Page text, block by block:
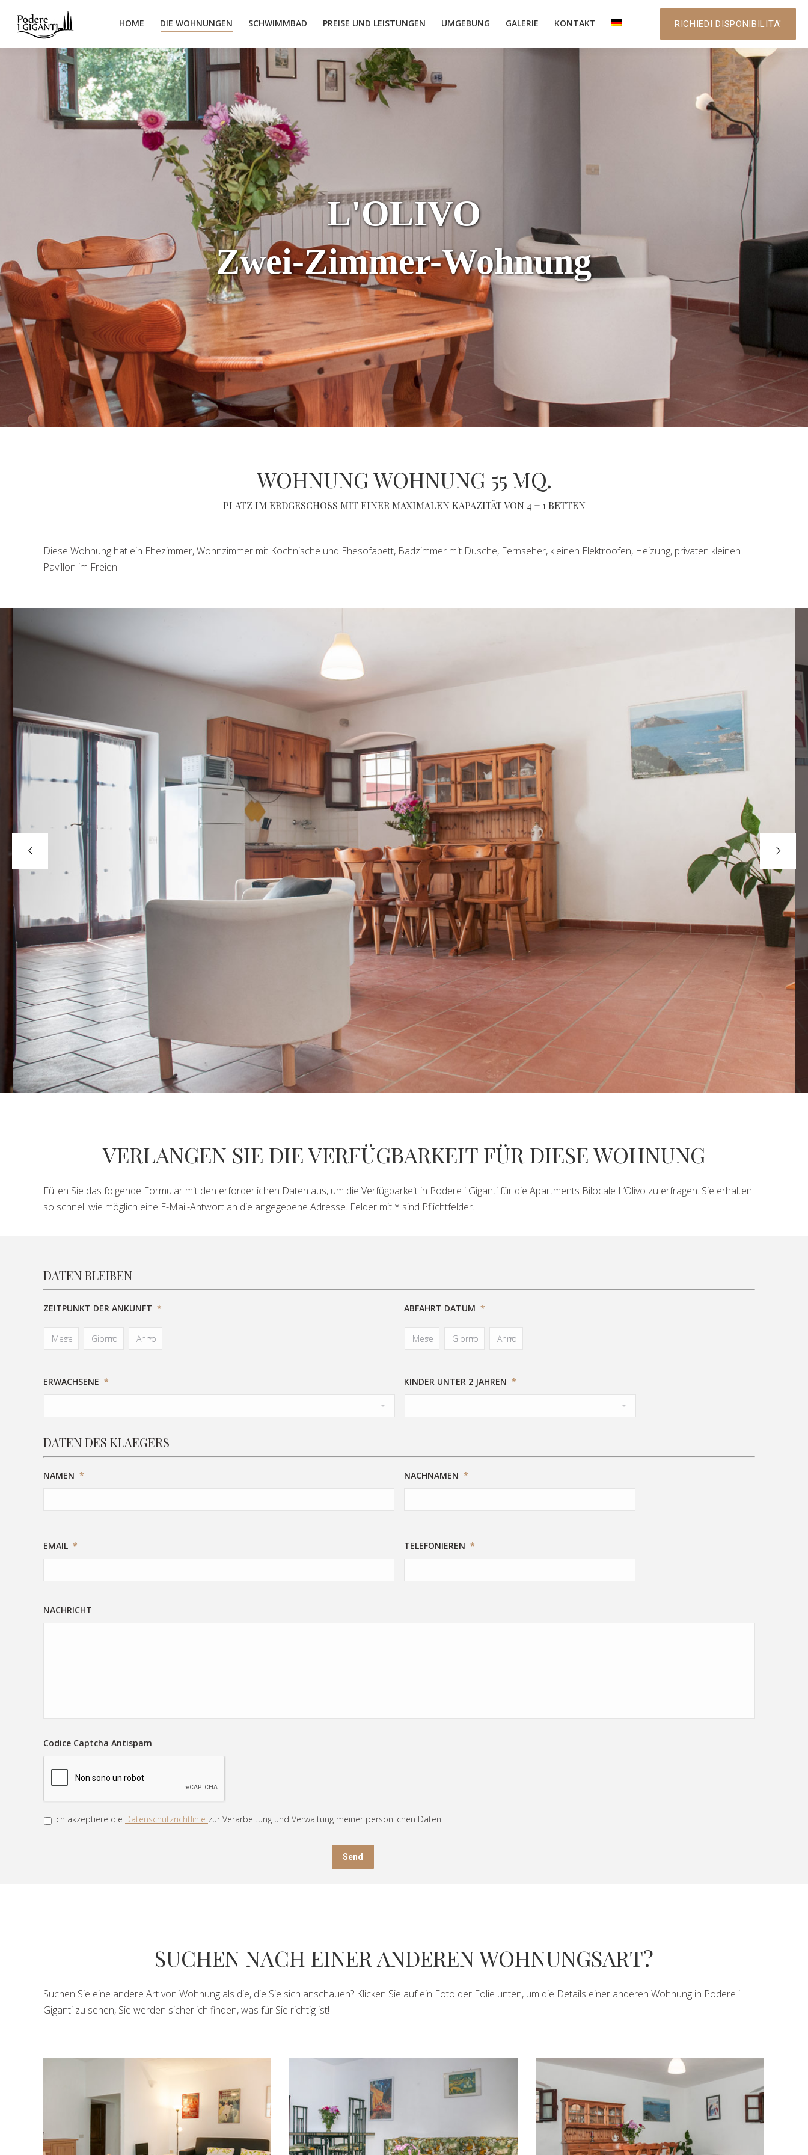
HOME DIE WOHNUNGEN SCHWIMMBAD PREISE UND LEISTUNGEN UMGEBUNG GALERIE KONTAKT RICHIEDI DISPONIBILITA'
L'OLIVO
Zwei-Zimmer-Wohnung
WOHNUNG WOHNUNG 55 MQ.
PLATZ IM ERDGESCHOSS MIT EINER MAXIMALEN KAPAZITÄT VON 4 + 1 BETTEN
Diese Wohnung hat ein Ehezimmer, Wohnzimmer mit Kochnische und Ehesofabett, Badzimmer mit Dusche, Fernseher, kleinen Elektroofen, Heizung, privaten kleinen
Pavillon im Freien.
VERLANGEN SIE DIE VERFÜGBARKEIT FÜR DIESE WOHNUNG
Füllen Sie das folgende Formular mit den erforderlichen Daten aus, um die Verfügbarkeit in Podere i Giganti für die Apartments Bilocale L’Olivo zu erfragen. Sie erhalten
so schnell wie möglich eine E-Mail-Antwort an die angegebene Adresse. Felder mit * sind Pflichtfelder.
DATEN BLEIBEN
ZEITPUNKT DER ANKUNFT * ABFAHRT DATUM *
ERWACHSENE * KINDER UNTER 2 JAHREN *
DATEN DES KLAEGERS
NAMEN * NACHNAMEN *
EMAIL * TELEFONIEREN *
NACHRICHT
Codice Captcha Antispam
Privacy *
Ich akzeptiere die Datenschutzrichtlinie zur Verarbeitung und Verwaltung meiner persönlichen Daten
SUCHEN NACH EINER ANDEREN WOHNUNGSART?
Suchen Sie eine andere Art von Wohnung als die, die Sie sich anschauen? Klicken Sie auf ein Foto der Folie unten, um die Details einer anderen Wohnung in Podere i
Giganti zu sehen, Sie werden sicherlich finden, was für Sie richtig ist!